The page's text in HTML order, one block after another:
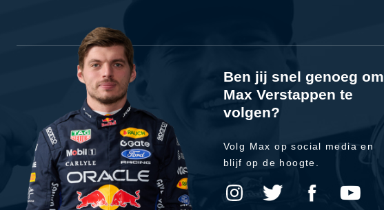
Ben jij snel genoeg om
Max Verstappen te
volgen?
Volg Max op social media en
blijf op de hoogte.